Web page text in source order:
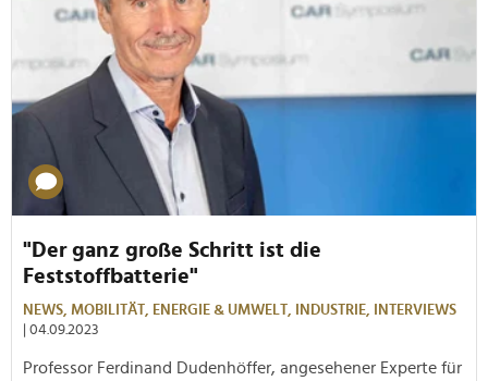
"Der ganz große Schritt ist die
Feststoffbatterie"
NEWS, MOBILITÄT, ENERGIE & UMWELT, INDUSTRIE,
INTERVIEWS
| 04.09.2023
Professor Ferdinand Dudenhöffer, angesehener Experte für